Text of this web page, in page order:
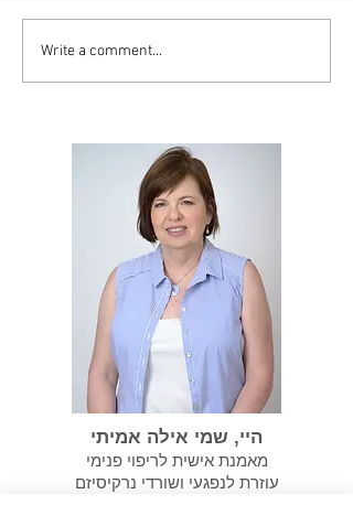
במידה ועברנו התעללות
נרקיסיסטית אנחנו צריכים
Write a comment...
היי, שמי אילה אמיתי
מאמנת אישית לריפוי פנימי
עוזרת לנפגעי ושורדי נרקיסיזם